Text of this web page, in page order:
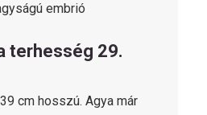
embrió
terhesség 29.
cm hosszú. Agya már